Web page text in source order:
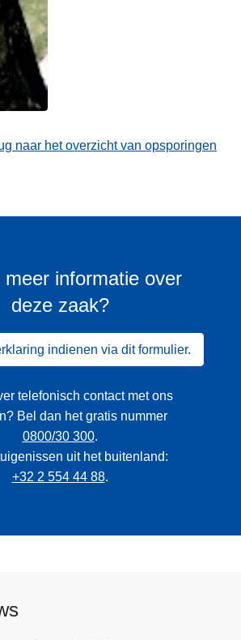
naar het overzicht van opsporingen
meer informatie over
deze zaak?
indienen via dit formulier.
telefonisch contact met ons
Bel dan het gratis nummer
0800/30 300.
uit het buitenland:
+32 2 554 44 88.